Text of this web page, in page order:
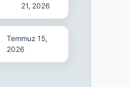
21, 2026
Temmuz 15,
2026